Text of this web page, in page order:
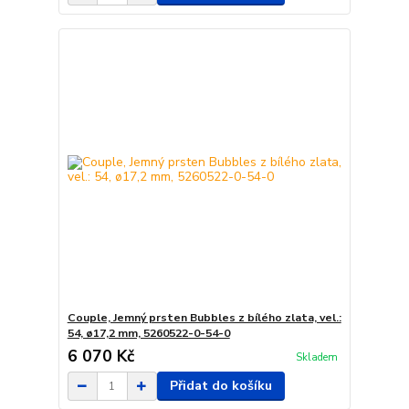
Couple, Jemný prsten Bubbles z bílého zlata, vel.:
54, ø17,2 mm, 5260522-0-54-0
6 070 Kč Skladem
Přidat do košíku